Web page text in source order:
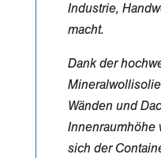
Industrie,
macht.
Dank der
Wänden und
Innenraumhöhe
sich der